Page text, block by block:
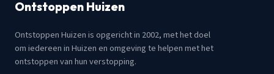
Ontstoppen Huizen
Ontstoppen Huizen is opgericht in 2002, met het doel
om iedereen in Huizen en omgeving te helpen met het
ontstoppen van hun verstopping.